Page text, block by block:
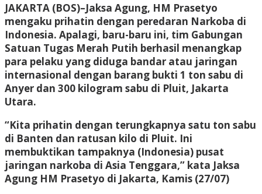
JAKARTA (BOS)–Jaksa Agung, HM Prasetyo
mengaku prihatin dengan peredaran Narkoba di
Indonesia. Apalagi, baru-baru ini, tim Gabungan
Satuan Tugas Merah Putih berhasil menangkap
para pelaku yang diduga bandar atau jaringan
internasional dengan barang bukti 1 ton sabu di
Anyer dan 300 kilogram sabu di Pluit, Jakarta
Utara.
“Kita prihatin dengan terungkapnya satu ton sabu
di Banten dan ratusan kilo di Pluit. Ini
membuktikan tampaknya (Indonesia) pusat
jaringan narkoba di Asia Tenggara,” kata Jaksa
Agung HM Prasetyo di Jakarta, Kamis (27/07)